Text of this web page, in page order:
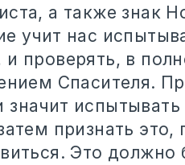
а также знак
учит нас
проверять, в
Спасителя.
значит
признать
Это должно